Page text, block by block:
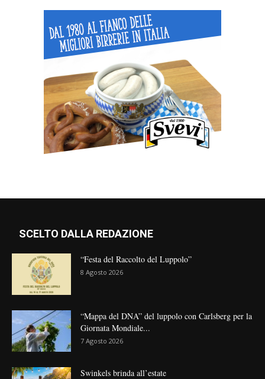
SCELTO DALLA REDAZIONE
“Festa del Raccolto del Luppolo”
8 Agosto 2026
“Mappa del DNA” del luppolo con Carlsberg per la
Giornata Mondiale...
7 Agosto 2026
Swinkels brinda all’estate